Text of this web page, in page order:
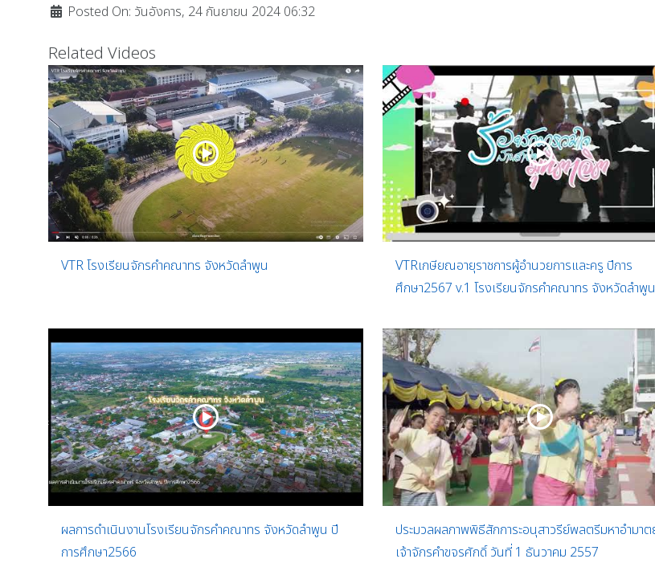
Posted On: วันอังคาร, 24 กันยายน 2024 06:32
Related Videos
VTR โรงเรียนจักรคำคณาทร จังหวัดลำพูน
VTRเกษียณอายุราชการผู้อำนวยการและครู ปีการ
ศึกษา2567 v.1 โรงเรียนจักรคำคณาทร จังหวัดลำพูน
ผลการดำเนินงานโรงเรียนจักรคำคณาทร จังหวัดลำพูน ปี
การศึกษา2566
ประมวลผลภาพพิธีสักการะอนุสาวรีย์พลตรีมหาอำมาต
เจ้าจักรคำขจรศักดิ์ วันที่ 1 ธันวาคม 2557